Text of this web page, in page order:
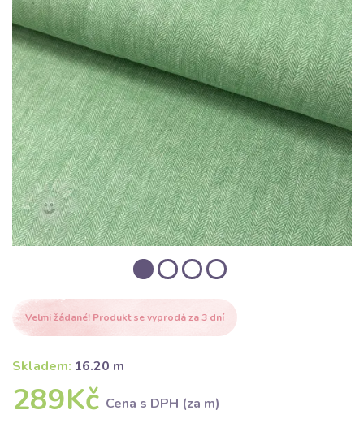
Velmi žádané! Produkt se vyprodá za 3 dní
Skladem: 16.20 m
289Kč Cena s DPH (za m)